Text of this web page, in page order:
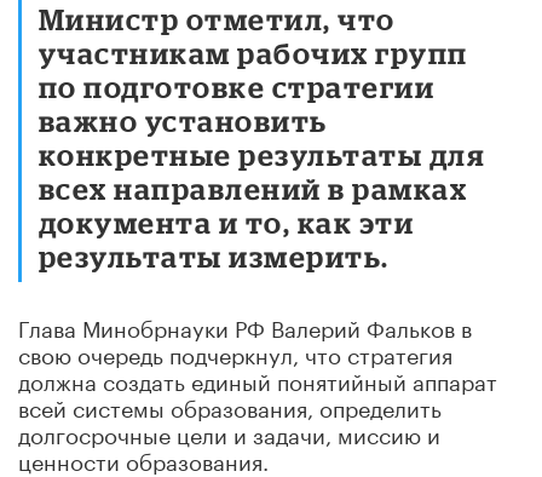
Министр отметил, что
участникам рабочих групп
по подготовке стратегии
важно установить
конкретные результаты для
всех направлений в рамках
документа и то, как эти
результаты измерить.
Глава Минобрнауки РФ Валерий Фальков в
свою очередь подчеркнул, что стратегия
должна создать единый понятийный аппарат
всей системы образования, определить
долгосрочные цели и задачи, миссию и
ценности образования.